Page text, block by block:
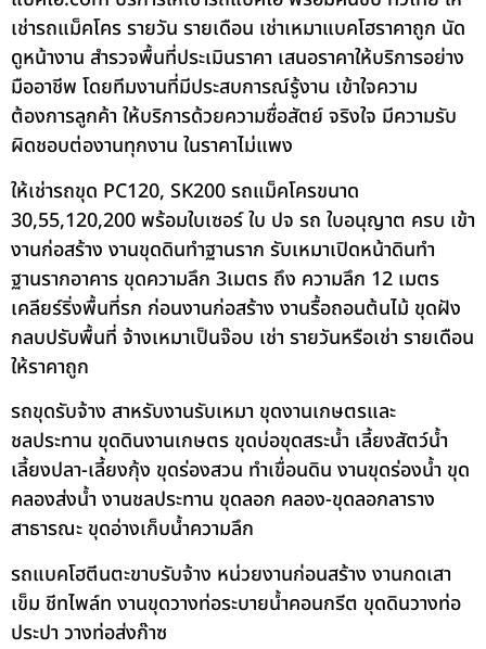
เช่ารถแม็คโคร รายวัน รายเดือน เช่าเหมาแบคโฮราคาถูก นัด
ดูหน้างาน สำรวจพื้นที่ประเมินราคา เสนอราคาให้บริการอย่าง
มืออาชีพ โดยทีมงานที่มีประสบการณ์รู้งาน เข้าใจความ
ต้องการลูกค้า ให้บริการด้วยความซื่อสัตย์ จริงใจ มีความรับ
ผิดชอบต่องานทุกงาน ในราคาไม่แพง
ให้เช่ารถขุด PC120, SK200 รถแม็คโครขนาด
30,55,120,200 พร้อมใบเซอร์ ใบ ปจ รถ ใบอนุญาต ครบ เข้า
งานก่อสร้าง งานขุดดินทำฐานราก รับเหมาเปิดหน้าดินทำ
ฐานรากอาคาร ขุดความลึก 3เมตร ถึง ความลึก 12 เมตร
เคลียร์ริ่งพื้นที่รก ก่อนงานก่อสร้าง งานรื้อถอนต้นไม้ ขุดฝัง
กลบปรับพื้นที่ จ้างเหมาเป็นจ๊อบ เช่า รายวันหรือเช่า รายเดือน
ให้ราคาถูก
รถขุดรับจ้าง สาหรับงานรับเหมา ขุดงานเกษตรและ
ชลประทาน ขุดดินงานเกษตร ขุดบ่อขุดสระน้ำ เลี้ยงสัตว์น้ำ
เลี้ยงปลา-เลี้ยงกุ้ง ขุดร่องสวน ทำเขื่อนดิน งานขุดร่องน้ำ ขุด
คลองส่งน้ำ งานชลประทาน ขุดลอก คลอง-ขุดลอกลาราง
สาธารณะ ขุดอ่างเก็บน้ำความลึก
รถแบคโฮตีนตะขาบรับจ้าง หน่วยงานก่อนสร้าง งานกดเสา
เข็ม ชีทไพล์ท งานขุดวางท่อระบายน้ำคอนกรีต ขุดดินวางท่อ
ประปา วางท่อส่งก๊าซ